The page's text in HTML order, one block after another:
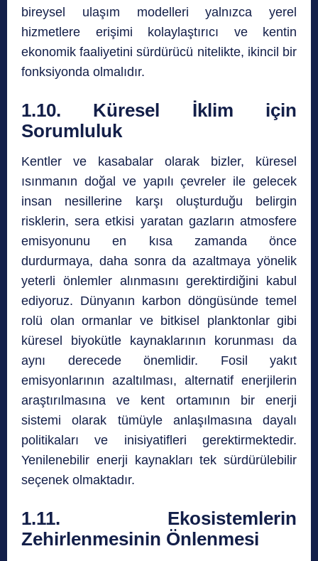
bireysel ulaşım modelleri yalnızca yerel
hizmetlere erişimi kolaylaştırıcı ve kentin
ekonomik faaliyetini sürdürücü nitelikte, ikincil bir
fonksiyonda olmalıdır.
1.10. Küresel İklim için
Sorumluluk
Kentler ve kasabalar olarak bizler, küresel
ısınmanın doğal ve yapılı çevreler ile gelecek
insan nesillerine karşı oluşturduğu belirgin
risklerin, sera etkisi yaratan gazların atmosfere
emisyonunu en kısa zamanda önce
durdurmaya, daha sonra da azaltmaya yönelik
yeterli önlemler alınmasını gerektirdiğini kabul
ediyoruz. Dünyanın karbon döngüsünde temel
rolü olan ormanlar ve bitkisel planktonlar gibi
küresel biyokütle kaynaklarının korunması da
aynı derecede önemlidir. Fosil yakıt
emisyonlarının azaltılması, alternatif enerjilerin
araştırılmasına ve kent ortamının bir enerji
sistemi olarak tümüyle anlaşılmasına dayalı
politikaları ve inisiyatifleri gerektirmektedir.
Yenilenebilir enerji kaynakları tek sürdürülebilir
seçenek olmaktadır.
1.11. Ekosistemlerin
Zehirlenmesinin Önlenmesi